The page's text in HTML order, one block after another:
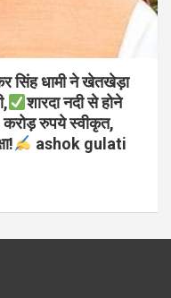
सिंह धामी ने खेतखेड़ा
शारदा नदी से होने
रुपये स्वीकृत,
ashok gulati